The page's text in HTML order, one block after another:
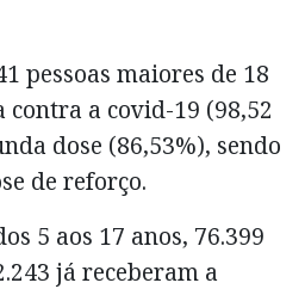
pessoas maiores de 18
a covid-19 (98,52
dose (86,53%), sendo
de reforço.
5 aos 17 anos, 76.399
já receberam a